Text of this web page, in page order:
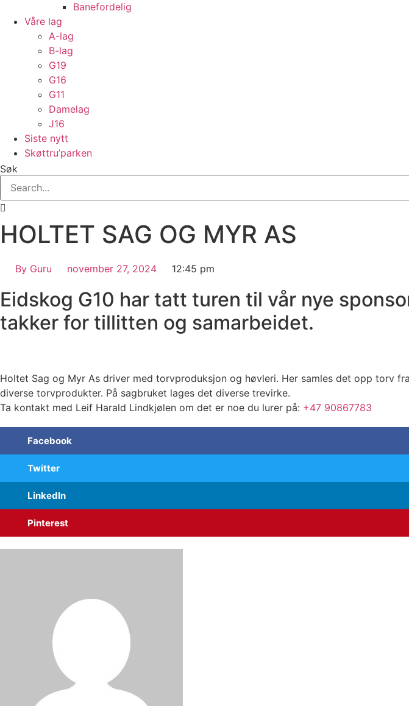
Banefordelig
Våre lag
A-lag
B-lag
G19
G16
G11
Damelag
J16
Siste nytt
Skøttru’parken
Søk
HOLTET SAG OG MYR AS
By Guru november 27, 2024 12:45 pm
Eidskog G10 har tatt turen til vår nye
takker for tillitten og samarbeidet.
Holtet Sag og Myr As driver med torvproduksjon og høvleri. Her samles det opp torv
diverse torvprodukter. På sagbruket lages det diverse trevirke.
Ta kontakt med Leif Harald Lindkjølen om det er noe du lurer på: +47 90867783
Facebook
Twitter
LinkedIn
Pinterest